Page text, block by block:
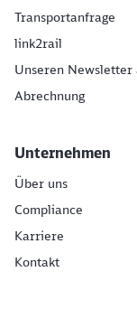
Transportanfrage
link2rail
Unseren Newsletter
Abrechnung
Unternehmen
Über uns
Compliance
Karriere
Kontakt